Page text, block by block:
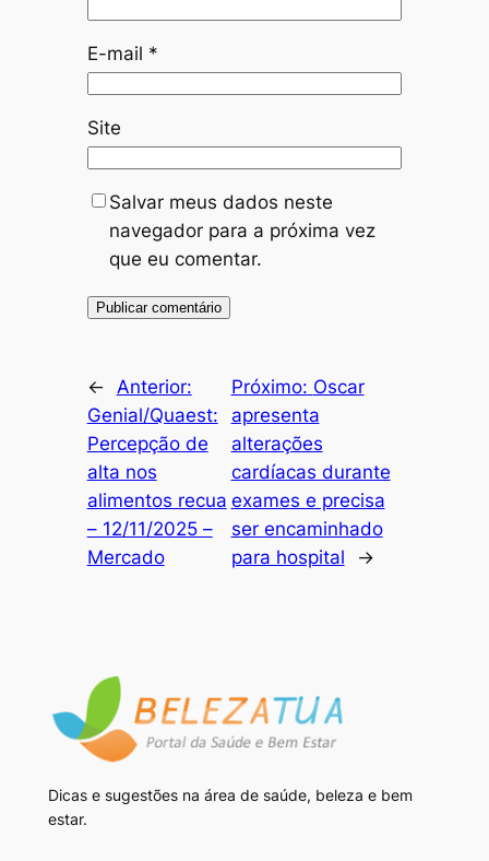
E-mail *
Site
Salvar meus dados neste
navegador para a próxima vez
que eu comentar.
← Anterior:
Genial/Quaest:
Percepção de
alta nos
alimentos recua
– 12/11/2025 –
Mercado
Próximo: Oscar
apresenta
alterações
cardíacas durante
exames e precisa
ser encaminhado
para hospital
→
Dicas e sugestões na área de saúde, beleza e bem
estar.